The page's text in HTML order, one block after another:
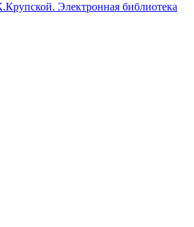
Электронная библиотека